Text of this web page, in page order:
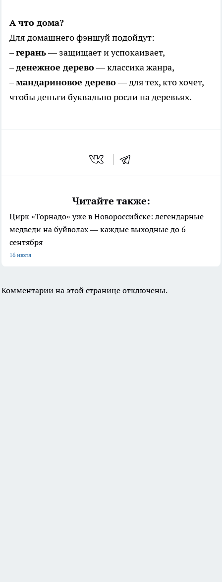
А что дома?
Для домашнего фэншуй подойдут:
–герань— защищает и успокаивает,
–денежное дерево— классика жанра,
–мандариновое дерево— для тех, кто хочет,
чтобы деньги буквально росли на деревьях.
Читайте также:
Цирк «Торнадо» уже в Новороссийске: легендарные
медведи на буйволах — каждые выходные до 6
сентября
16 июля
Комментарии на этой странице отключены.